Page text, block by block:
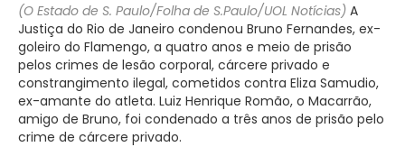
(O Estado de S. Paulo/Folha de S.Paulo/UOL Notícias) A
Justiça do Rio de Janeiro condenou Bruno Fernandes, ex-
goleiro do Flamengo, a quatro anos e meio de prisão
pelos crimes de lesão corporal, cárcere privado e
constrangimento ilegal, cometidos contra Eliza Samudio,
ex-amante do atleta. Luiz Henrique Romão, o Macarrão,
amigo de Bruno, foi condenado a três anos de prisão pelo
crime de cárcere privado.